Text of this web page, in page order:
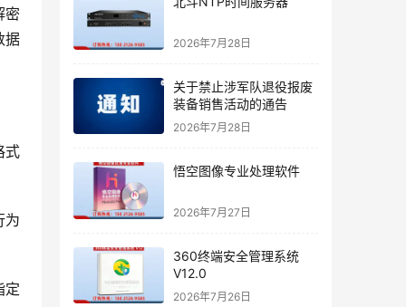
密
据
式
为
定
2026年7月28日
关于禁止涉军队退役报废
装备销售活动的通告
2026年7月28日
悟空图像专业处理软件
2026年7月27日
360终端安全管理系统
V12.0
2026年7月26日